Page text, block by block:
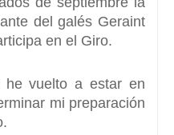
del galés Geraint
en el Giro.
he vuelto a estar en
mi preparación